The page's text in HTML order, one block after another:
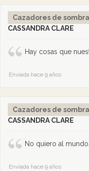
Cazadores de
CASSANDRA CLARE
Hay cosas que
Enviada hace 9 años
Cazadores de
CASSANDRA CLARE
No quiero al
Enviada hace 9 años